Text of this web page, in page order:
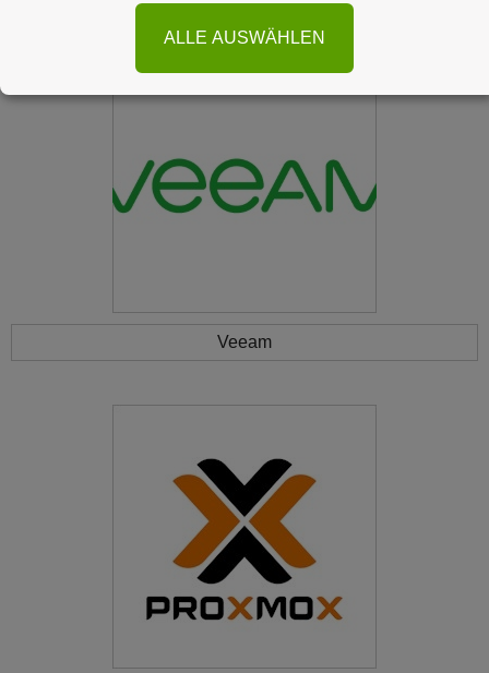
Virtualisierung
Veeam
ALLE AUSWÄHLEN